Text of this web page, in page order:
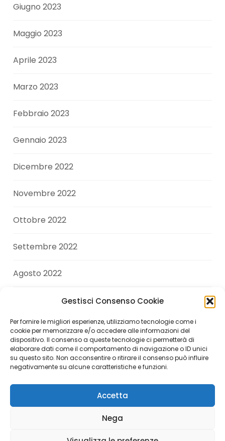
Gestisci Consenso Cookie
Per fornire le migliori esperienze, utilizziamo tecnologie come i
cookie per memorizzare e/o accedere alle informazioni del
dispositivo. Il consenso a queste tecnologie ci permetterà di
elaborare dati come il comportamento di navigazione o ID unici
su questo sito. Non acconsentire o ritirare il consenso può influire
negativamente su alcune caratteristiche e funzioni.
Accetta
Nega
Giugno 2023
Maggio 2023
Aprile 2023
Marzo 2023
Febbraio 2023
Gennaio 2023
Dicembre 2022
Novembre 2022
Ottobre 2022
Settembre 2022
Agosto 2022
Giugno 2022
Aprile 2022
Copyright © 2026 Andrea Di Giuseppe. All Rights